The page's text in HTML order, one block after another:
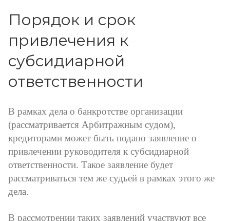
Порядок и срок
привлечения к
субсидиарной
ответственности
В рамках дела о банкротстве организации
(рассматривается Арбитражным судом),
кредиторами может быть подано заявление о
привлечении руководителя к субсидиарной
ответственности. Такое заявление будет
рассматриваться тем же судьей в рамках этого же
дела.
В рассмотрении таких заявлений участвуют все